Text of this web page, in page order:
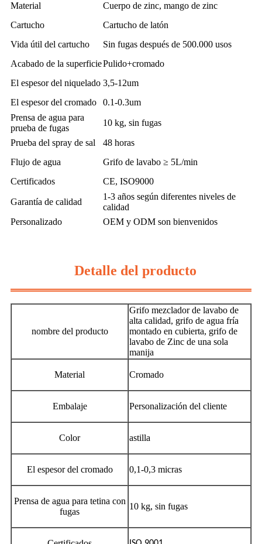
Material
Cuerpo de zinc, mango de zinc
Cartucho
Cartucho de latón
Vida útil del cartucho
Sin fugas después de 500.000 usos
Acabado de la superficiePulido+cromado
El espesor del niquelado 3,5-12um
El espesor del cromado
0.1-0.3um
Prensa de agua para
prueba de fugas
10 kg, sin fugas
Prueba del spray de sal
48 horas
Flujo de agua
Grifo de lavabo ≥ 5L/min
Certificados
CE, ISO9000
Garantía de calidad
1-3 años según diferentes niveles de
calidad
Personalizado
OEM y ODM son bienvenidos
Detalle del producto
nombre del producto
Grifo mezclador de lavabo de
alta calidad, grifo de agua fría
montado en cubierta, grifo de
lavabo de Zinc de una sola
manija
Material Cromado
Embalaje Personalización del cliente
Color astilla
El espesor del cromado 0,1-0,3 micras
Prensa de agua para tetina con
fugas
10 kg, sin fugas